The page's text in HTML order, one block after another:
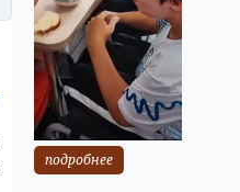
подробнее